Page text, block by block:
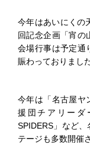
今年はあいにくの
回記念企画「宵の
会場行事は予定通
賑わっておりました
今年は「名古屋ヤ
援団チアリーダ
SPIDERS」など
テージも多数開催